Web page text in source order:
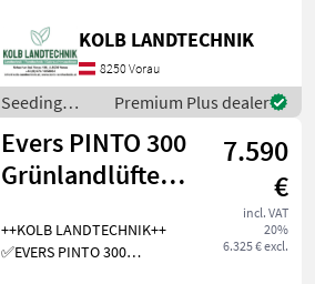
6.0m ✅Sternwalze leicht
schrägstellbar, dadurch 2
verschieden Intensive
Bearbeitungsstufen ✅Zinke
KOLB LANDTECHNIK
8250 Vorau
Seeding
equipment /
Evers
Premium Plus dealer
Evers PINTO 300
Grünlandlüfter -
- Gr
7.590
€
incl. VAT
20%
6.325 € excl.
++KOLB LANDTECHNIK++
✅EVERS PINTO 300